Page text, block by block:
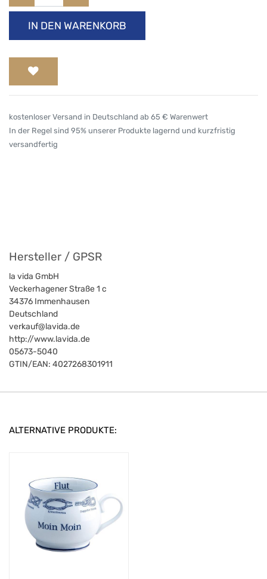
IN DEN WARENKORB
kostenloser Versand in Deutschland ab 65 € Warenwert
In der Regel sind 95% unserer Produkte lagernd und kurzfristig
versandfertig
Hersteller / GPSR
la vida GmbH
Veckerhagener Straße 1 c
34376 Immenhausen
Deutschland
verkauf@lavida.de
http://www.lavida.de
05673-5040
GTIN/EAN: 4027268301911
ALTERNATIVE PRODUKTE: